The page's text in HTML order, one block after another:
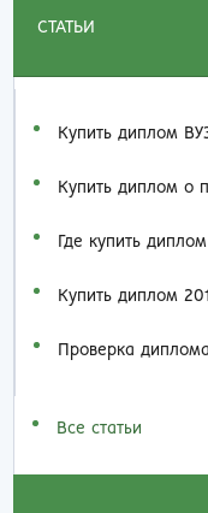
СТАТЬИ
Купить диплом
Купить диплом о
Где купить диплом
Купить диплом
Проверка диплома
Все статьи